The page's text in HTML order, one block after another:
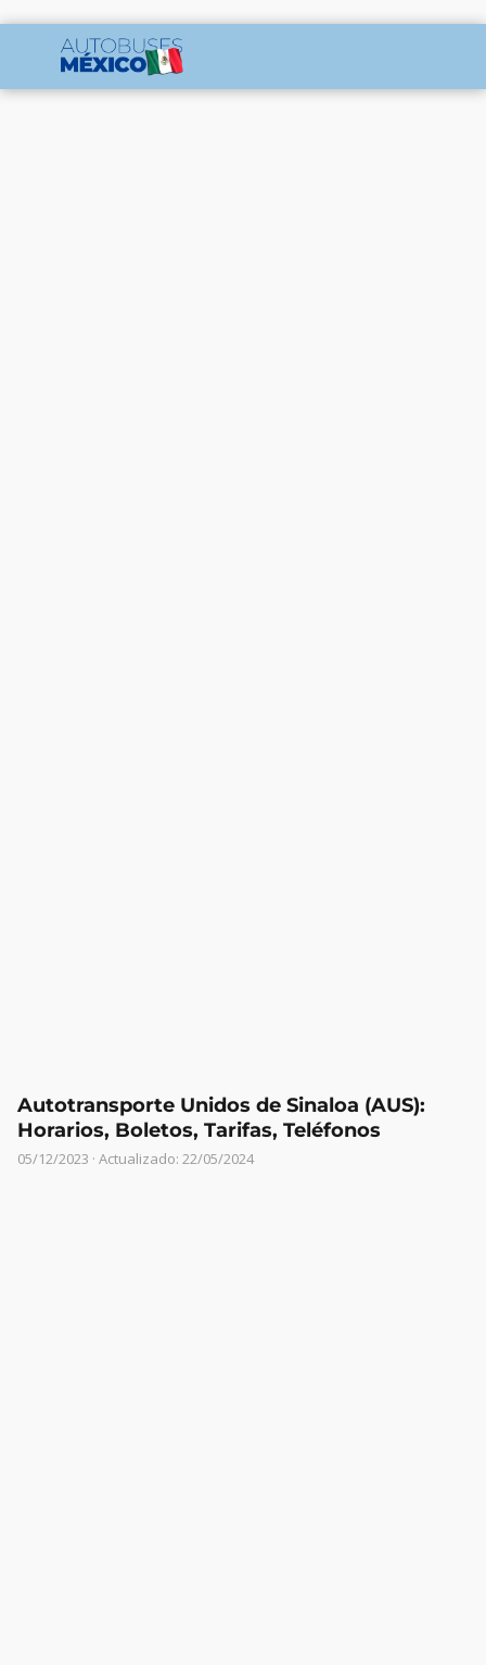
Autotransporte Unidos de Sinaloa (AUS):
Horarios, Boletos, Tarifas, Teléfonos
05/12/2023 · Actualizado: 22/05/2024